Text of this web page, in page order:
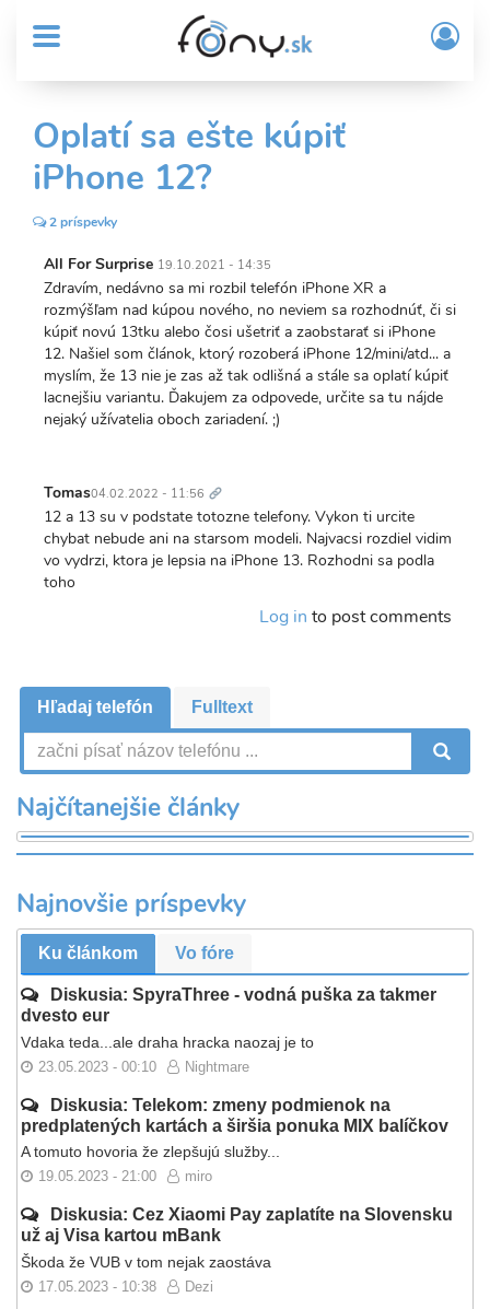
obsah
MENU
Sub
Header
menu
User
account
menu
/
Oplatí sa ešte kúpiť
iPhone 12?
2 príspevky
All For Surprise 19.10.2021 - 14:35
Zdravím, nedávno sa mi rozbil telefón iPhone XR a
rozmýšľam nad kúpou nového, no neviem sa rozhodnúť, či si
kúpiť novú 13tku alebo čosi ušetriť a zaobstarať si iPhone
12. Našiel som článok, ktorý rozoberá iPhone 12/mini/atd... a
myslím, že 13 nie je zas až tak odlišná a stále sa oplatí kúpiť
lacnejšiu variantu. Ďakujem za odpovede, určite sa tu nájde
nejaký užívatelia oboch zariadení. ;)
Tomas04.02.2022 - 11:56 odkaz
12 a 13 su v podstate totozne telefony. Vykon ti urcite
chybat nebude ani na starsom modeli. Najvacsi rozdiel vidim
vo vydrzi, ktora je lepsia na iPhone 13. Rozhodni sa podla
toho
Log in to post comments
Hľadaj telefón Fulltext
Najčítanejšie články
Najnovšie príspevky
Ku článkom Vo fóre
Diskusia: SpyraThree - vodná puška za takmer
dvesto eur
Vdaka teda...ale draha hracka naozaj je to
23.05.2023 - 00:10 Nightmare
Diskusia: Telekom: zmeny podmienok na
predplatených kartách a širšia ponuka MIX balíčkov
A tomuto hovoria že zlepšujú služby...
19.05.2023 - 21:00 miro
Diskusia: Cez Xiaomi Pay zaplatíte na Slovensku
už aj Visa kartou mBank
Škoda že VUB v tom nejak zaostáva
17.05.2023 - 10:38 Dezi